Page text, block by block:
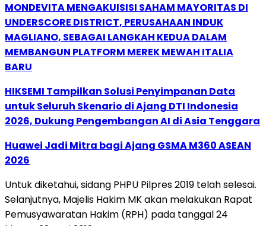
MONDEVITA MENGAKUISISI SAHAM MAYORITAS DI
UNDERSCORE DISTRICT, PERUSAHAAN INDUK
MAGLIANO, SEBAGAI LANGKAH KEDUA DALAM
MEMBANGUN PLATFORM MEREK MEWAH ITALIA
BARU
HIKSEMI Tampilkan Solusi Penyimpanan Data
untuk Seluruh Skenario di Ajang DTI Indonesia
2026, Dukung Pengembangan AI di Asia Tenggara
Huawei Jadi Mitra bagi Ajang GSMA M360 ASEAN
2026
Untuk diketahui, sidang PHPU Pilpres 2019 telah selesai.
Selanjutnya, Majelis Hakim MK akan melakukan Rapat
Pemusyawaratan Hakim (RPH) pada tanggal 24